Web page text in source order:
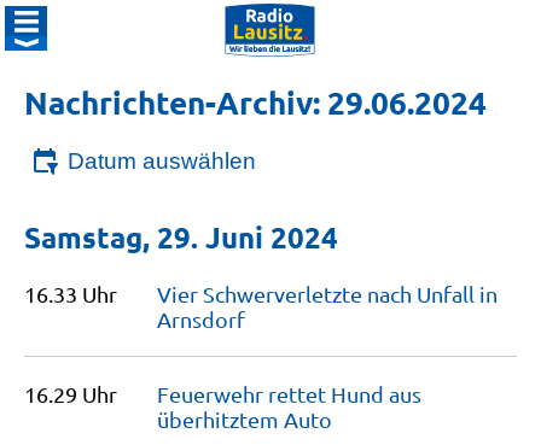
Nachrichten-Archiv: 29.06.2024
Datum auswählen
Samstag, 29. Juni 2024
16.33 Uhr
Vier Schwerverletzte nach Unfall in
Arnsdorf
16.29 Uhr
Feuerwehr rettet Hund aus
überhitztem Auto